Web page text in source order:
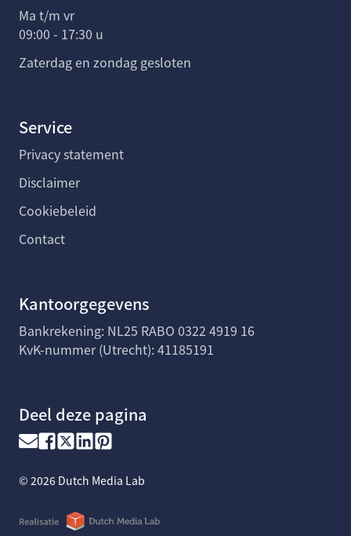
Ma t/m vr
09:00 - 17:30 u
Zaterdag en zondag gesloten
Service
Privacy statement
Disclaimer
Cookiebeleid
Contact
Kantoorgegevens
Bankrekening: NL25 RABO 0322 4919 16
KvK-nummer (Utrecht): 41185191
Deel deze pagina
© 2026 Dutch Media Lab